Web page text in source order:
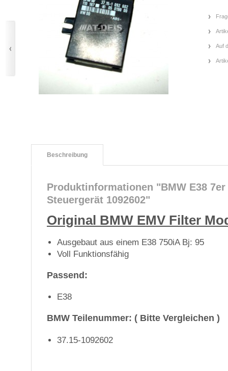
Auf
Beschreibung
Produktinformationen "BMW E38
Steuergerät 1092602"
Original BMW EMV Filter
Ausgebaut aus einem E38 750iA Bj: 95
Voll Funktionsfähig
Passend:
E38
BMW Teilenummer: ( Bitte Vergleichen )
37.15-1092602